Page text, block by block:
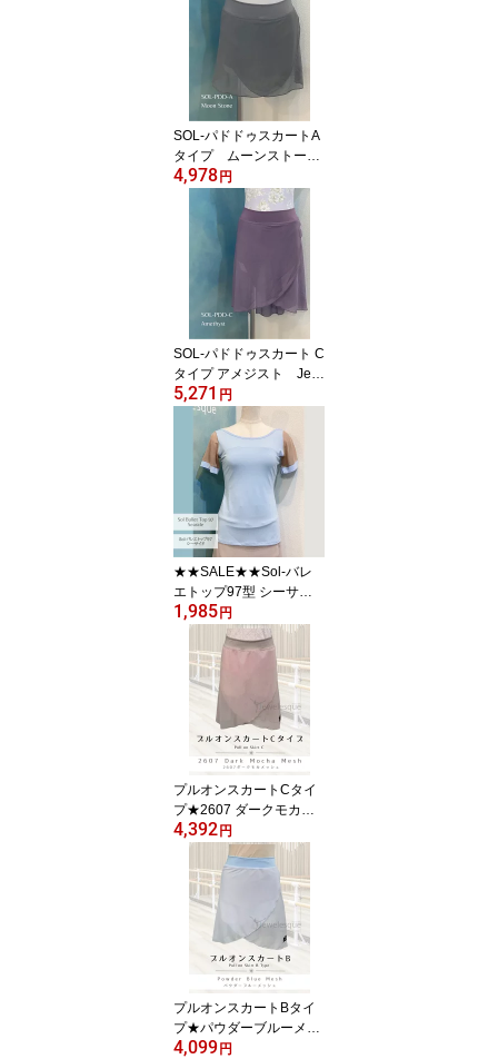
SOL-パドドゥスカートA
タイプ ムーンストーン
Jewelesqueオリジナルs
ol-pdd-a-moonstone
4,978 円
SOL-パドドゥスカート C
タイプ アメジスト Jew
elesqueオリジナルsol-p
dd-c-Amethyst
5,271 円
★★SALE★★Sol-バレ
エトップ97型 シーサイ
ド|Jewelesqueオリジナ
ル｜レオタード生地 パ
ッド用ポケット付き 普
段ブラOK（インナーが
響きにくい設計）sol-bt9
7-seaside
1,985 円
プルオンスカートCタイ
プ★2607 ダークモカ・
メッシュ生地 Jewelesqu
eオリジナルpull-on-c-26
07dmocha-mesh
4,392 円
プルオンスカートBタイ
プ★パウダーブルーメッ
シュJewelesqueオリジ
4,099 円